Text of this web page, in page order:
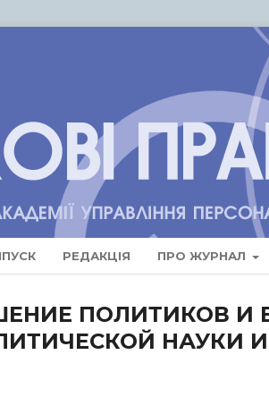
РЕДАКЦІЯ ПРО ЖУРНАЛ
ПОЛИТИКОВ И
НАУКИ